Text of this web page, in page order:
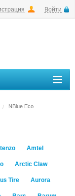
Войти
/ NBlue Eco
Amtel
Arctic Claw
Tire Aurora